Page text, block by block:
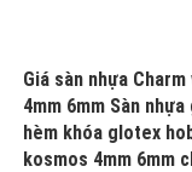
Giá sàn nhựa Charm
4mm 6mm Sàn
hèm khóa glotex
kosmos 4mm 6mm